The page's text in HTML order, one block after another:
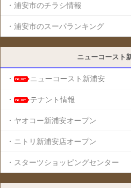
・浦安市のチラシ情報
・浦安市のスーパランキング
ニューコースト
・ ニューコースト新浦安
・ テナント情報
・ヤオコー新浦安オープン
・ニトリ新浦安店オープン
・スターツショッピングセンター